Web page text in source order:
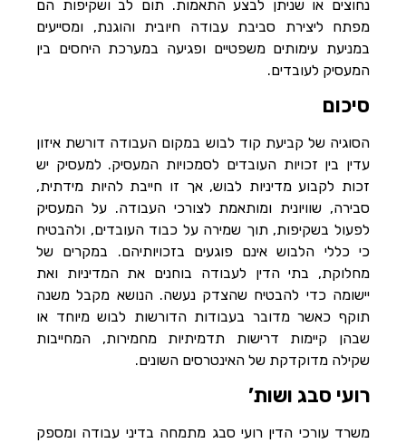
נחוצים או שניתן לבצע התאמות. תום לב ושקיפות הם
מפתח ליצירת סביבת עבודה חיובית והוגנת, ומסייעים
במניעת עימותים משפטיים ופגיעה במערכת היחסים בין
המעסיק לעובדים.
סיכום
הסוגיה של קביעת קוד לבוש במקום העבודה דורשת איזון
עדין בין זכויות העובדים לסמכויות המעסיק. למעסיק יש
זכות לקבוע מדיניות לבוש, אך זו חייבת להיות מידתית,
סבירה, שוויונית ומותאמת לצורכי העבודה. על המעסיק
לפעול בשקיפות, תוך שמירה על כבוד העובדים, ולהבטיח
כי כללי הלבוש אינם פוגעים בזכויותיהם. במקרים של
מחלוקת, בתי הדין לעבודה בוחנים את המדיניות ואת
יישומה כדי להבטיח שהצדק נעשה. הנושא מקבל משנה
תוקף כאשר מדובר בעבודות הדורשות לבוש מיוחד או
שבהן קיימות דרישות תדמיתיות מחמירות, המחייבות
שקילה מדוקדקת של האינטרסים השונים.
רועי סבג ושות’
משרד עורכי הדין רועי סבג מתמחה בדיני עבודה ומספק